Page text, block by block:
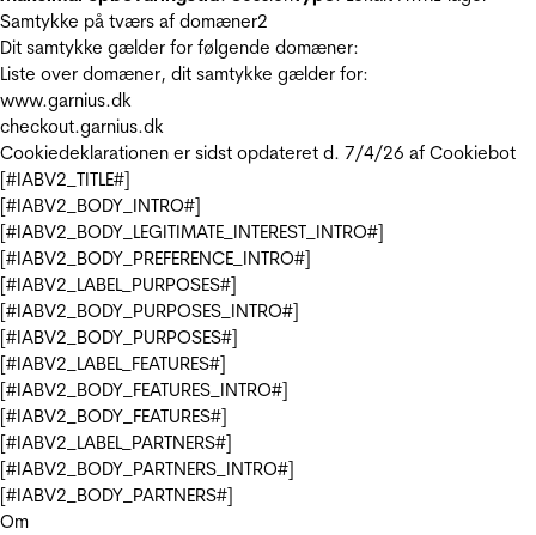
Samtykke på tværs af domæner2
Dit samtykke gælder for følgende domæner:
Liste over domæner, dit samtykke gælder for:
www.garnius.dk
checkout.garnius.dk
Cookiedeklarationen er sidst opdateret d. 7/4/26 af Cookiebot
[#IABV2_TITLE#]
[#IABV2_BODY_INTRO#]
[#IABV2_BODY_LEGITIMATE_INTEREST_INTRO#]
[#IABV2_BODY_PREFERENCE_INTRO#]
[#IABV2_LABEL_PURPOSES#]
[#IABV2_BODY_PURPOSES_INTRO#]
[#IABV2_BODY_PURPOSES#]
[#IABV2_LABEL_FEATURES#]
[#IABV2_BODY_FEATURES_INTRO#]
[#IABV2_BODY_FEATURES#]
[#IABV2_LABEL_PARTNERS#]
[#IABV2_BODY_PARTNERS_INTRO#]
[#IABV2_BODY_PARTNERS#]
Om